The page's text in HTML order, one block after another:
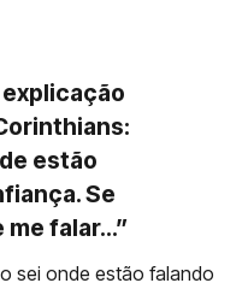
estão
Se
falar...”
sei onde estão falando